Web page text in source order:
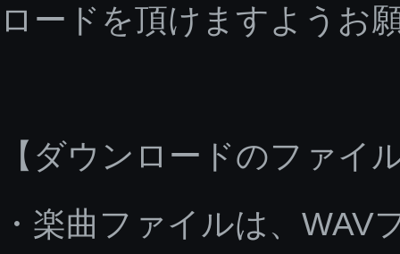
ロードを頂けますようお
【ダウンロードのファイ
・楽曲ファイルは、